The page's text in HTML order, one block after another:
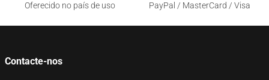
Oferecido no país de uso
PayPal / MasterCard / Visa
Contacte-nos